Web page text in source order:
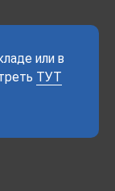
или в
ТУТ